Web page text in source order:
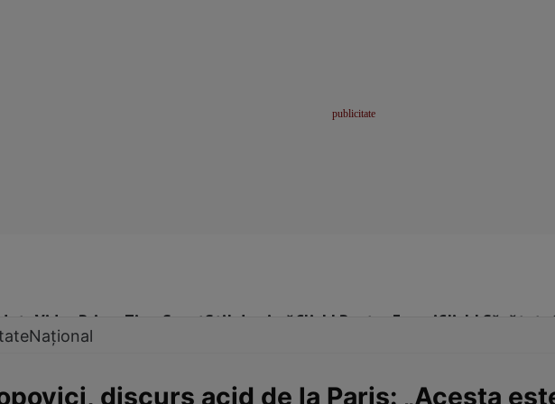
Video Prime Time SportStil de viațăClick! Pentru FemeiClick! Sănătate
Național
discurs acid de la Paris: „Acesta